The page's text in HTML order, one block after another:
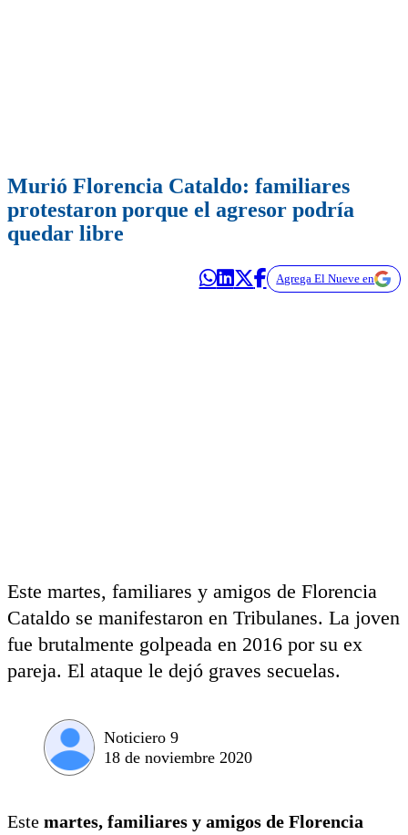
Murió Florencia Cataldo: familiares
protestaron porque el agresor podría
quedar libre
Agrega El Nueve en
Este martes, familiares y amigos de Florencia
Cataldo se manifestaron en Tribulanes. La joven
fue brutalmente golpeada en 2016 por su ex
pareja. El ataque le dejó graves secuelas.
Noticiero 9
18 de noviembre 2020
Este martes, familiares y amigos de Florencia